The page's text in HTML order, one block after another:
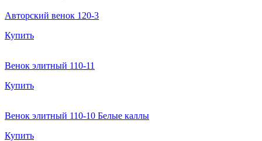
Авторский венок 120-3
Купить
Венок элитный 110-11
Купить
Венок элитный 110-10 Белые каллы
Купить